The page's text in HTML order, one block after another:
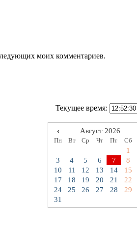
моих комментариев.
Текущее время:
‹ Август 2026
Пн Вт Ср Чт Пт Сб
1
3
4 5 6 7 8
10
11 12 13 14 15
17
18 19 20 21 22
24
25 26 27 28 29
31